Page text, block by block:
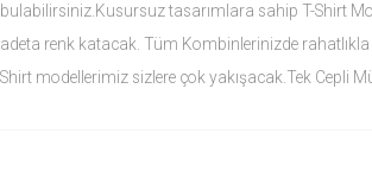
bulabilirsiniz.Kusursuz tasarımlara sahip T-Shirt
adeta renk katacak. Tüm Kombinlerinizde
Shirt modellerimiz sizlere çok yakışacak.Tek Cepli